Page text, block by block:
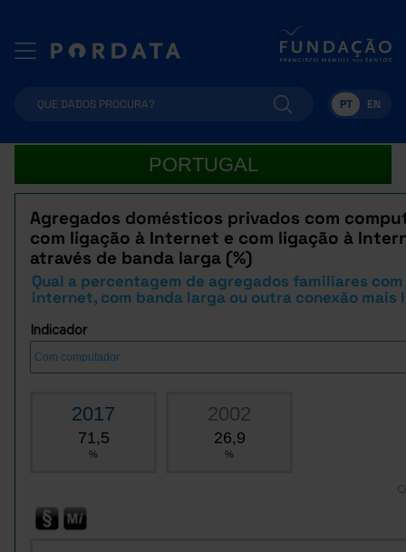
PT EN
PORTUGAL
Agregados domésticos privados com
com ligação à Internet e com ligação à
através de banda larga (%)
Qual a percentagem de agregados familiares com
internet, com banda larga ou outra conexão mais
Indicador
2017
71,5
%
2002
26,9
%